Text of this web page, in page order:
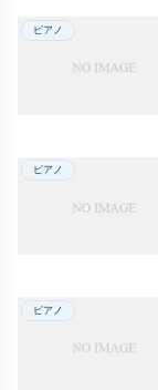
ピアノ
ピアノ
ピアノ